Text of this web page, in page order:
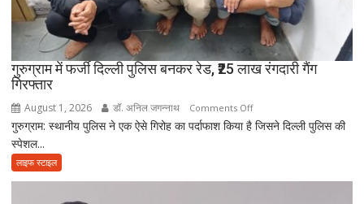
पर
अकेले
विदा
हो
वृद्धाश्रम
गुरुग्राम में फर्जी दिल्ली पुलिस बनकर रेड, ₹25 लाख रंगदारी गैंग
गिरफ्तार
August 1, 2026 डॉ. अनिल जगन्नाथ Comments Offon
गुरुग्राम
दिल्ली
गुरुग्राम: स्थानीय पुलिस ने एक ऐसे गिरोह का पर्दाफाश किया है जिसने दिल्ली पुलिस की
स्पेशल...
लाइफ स्टाइल